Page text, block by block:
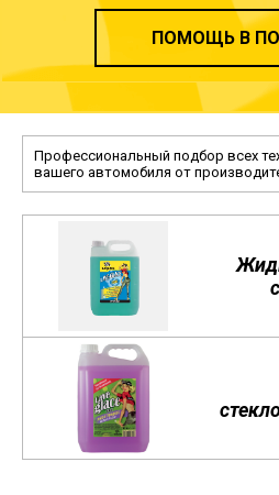
ПОМОЩЬ В
Профессиональный подбор всех
вашего автомобиля от